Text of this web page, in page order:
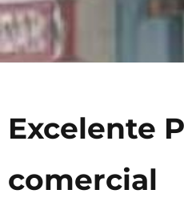
Excelente
comercial